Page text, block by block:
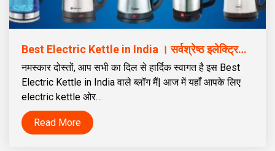
Best Electric Kettle in India । सर्वश्रेष्ठ इलेक्ट्रिक केतली कोनसी है?
नमस्कार दोस्तों, आप सभी का दिल से हार्दिक स्वागत है इस Best
Electric Kettle in India वाले ब्लॉग मैं| आज में यहाँ आपके लिए
electric kettle ओर…
Read More